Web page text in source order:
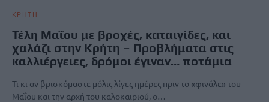
ΚΡΗΤΗ
Τέλη Μαΐου με βροχές, καταιγίδες, και
χαλάζι στην Κρήτη – Προβλήματα στις
καλλιέργειες, δρόμοι έγιναν… ποτάμια
Τι κι αν βρισκόμαστε μόλις λίγες ημέρες πριν το «φινάλε» του
Μαΐου και την αρχή του καλοκαιριού, ο…